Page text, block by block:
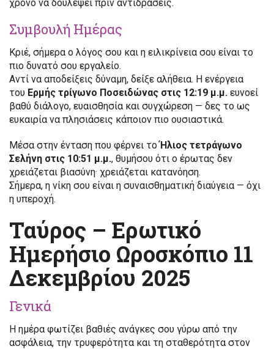
χρόνο να δουλέψει πριν αντιδράσεις.
Συμβουλή Ημέρας
Κριέ, σήμερα ο λόγος σου και η ειλικρίνεια σου είναι το
πιο δυνατό σου εργαλείο.
Αντί να αποδείξεις δύναμη, δείξε αλήθεια. Η ενέργεια
του Ερμής τρίγωνο Ποσειδώνας στις 12:19 μ.μ. ευνοεί
βαθύ διάλογο, ευαισθησία και συγχώρεση — δες το ως
ευκαιρία να πλησιάσεις κάποιον πιο ουσιαστικά.
Μέσα στην ένταση που φέρνει τοΉλιος τετράγωνο
Σελήνη στις 10:51 μ.μ., θυμήσου ότι ο έρωτας δεν
χρειάζεται βιασύνη· χρειάζεται κατανόηση.
Σήμερα, η νίκη σου είναι η συναισθηματική διαύγεια — όχι
η υπεροχή.
Ταύρος – Ερωτικό
Ημερήσιο Ωροσκόπιο 11
Δεκεμβρίου 2025
Γενικά
Η ημέρα φωτίζει βαθιές ανάγκες σου γύρω από την
ασφάλεια, την τρυφερότητα και τη σταθερότητα στον